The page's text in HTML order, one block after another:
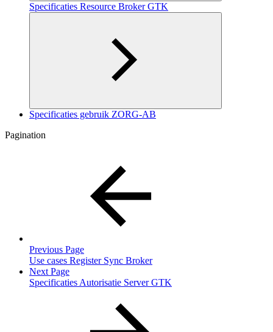
Specificaties Resource Broker GTK
Specificaties gebruik ZORG-AB
Pagination
Previous Page
Use cases Register Sync Broker
Next Page
Specificaties Autorisatie Server GTK